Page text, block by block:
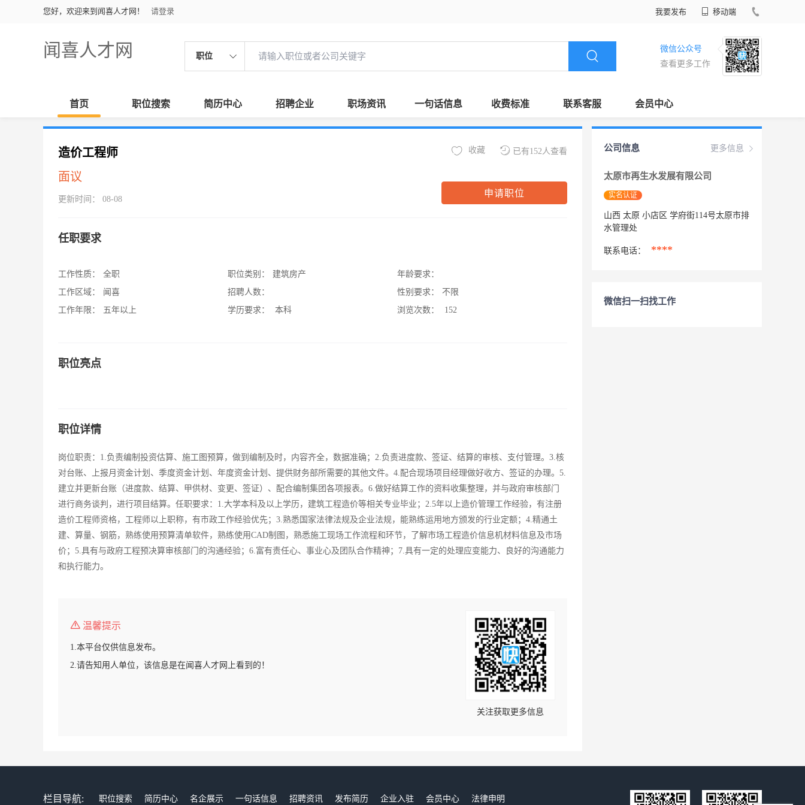
您好，欢迎来到闻喜人才网！ 请登录 我要发布 移动端
闻喜人才网 职位
微信公众号
查看更多工作
首页 职位搜索 简历中心 招聘企业 职场资讯 一句话信息 收费标准 联系客服 会员中心
造价工程师
面议
更新时间： 08-08
已有152人查看
收藏
申请职位
任职要求
工作性质：
全职
工作区域：
闻喜
工作年限：
五年以上
职位类别：
建筑房产
招聘人数：
学历要求：
本科
年龄要求：
性别要求：
不限
浏览次数：
152
职位亮点
职位详情
岗位职责：1.负责编制投资估算、施工图预算，做到编制及时，内容齐全，数据准确；2.负责进度款、签证、结算的审核、支付管理。3.核
对台账、上报月资金计划、季度资金计划、年度资金计划、提供财务部所需要的其他文件。4.配合现场项目经理做好收方、签证的办理。5.
建立并更新台账（进度款、结算、甲供材、变更、签证）、配合编制集团各项报表。6.做好结算工作的资料收集整理，并与政府审核部门
进行商务谈判，进行项目结算。任职要求：1.大学本科及以上学历，建筑工程造价等相关专业毕业；2.5年以上造价管理工作经验，有注册
造价工程师资格，工程师以上职称，有市政工作经验优先；3.熟悉国家法律法规及企业法规，能熟练运用地方颁发的行业定额；4.精通土
建、算量、钢筋，熟练使用预算清单软件，熟练使用CAD制图，熟悉施工现场工作流程和环节，了解市场工程造价信息机材料信息及市场
价；5.具有与政府工程预决算审核部门的沟通经验；6.富有责任心、事业心及团队合作精神；7.具有一定的处理应变能力、良好的沟通能力
和执行能力。
温馨提示
1.本平台仅供信息发布。
2.请告知用人单位，该信息是在闻喜人才网上看到的！
关注获取更多信息
更多信息
公司信息
太原市再生水发展有限公司
实名认证
山西 太原 小店区 学府街114号太原市排
水管理处
联系电话： ****
微信扫一扫找工作
栏目导航: 职位搜索 简历中心 名企展示 一句话信息 招聘资讯 发布简历 企业入驻 会员中心 法律申明